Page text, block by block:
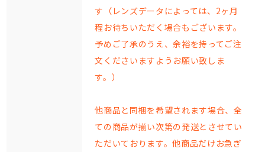
す（レンズデータによっては、2ヶ月
程お待ちいただく場合もございます。
予めご了承のうえ、余裕を持ってご注
文くださいますようお願い致しま
す。）
他商品と同梱を希望されます場合、全
ての商品が揃い次第の発送とさせてい
ただいております。他商品だけお急ぎ